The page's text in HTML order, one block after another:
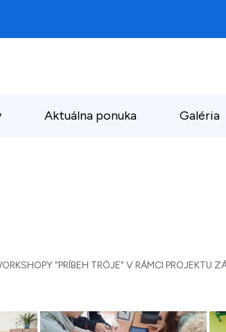
Aktuálna ponuka Galéria
"PRÍBEH TRÓJE" V RÁMCI PROJEKTU